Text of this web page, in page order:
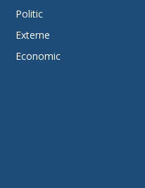
Politic
Externe
Economic